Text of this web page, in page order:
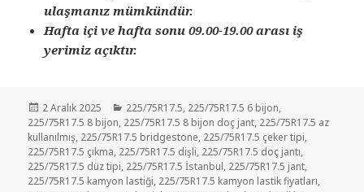
ulaşmanız mümkündür.
Hafta içi ve hafta sonu 09.00-19.00 arası iş
yerimiz açıktır.
Yayın
tarihi
2 Aralık 2025 Kategoriler
225/75R17.5, 225/75R17.5 6 bijon,
225/75R17.5 8 bijon, 225/75R17.5 8 bijon doç jant, 225/75R17.5 az
kullanılmış, 225/75R17.5 bridgestone, 225/75R17.5 çeker tipi,
225/75R17.5 çıkma, 225/75R17.5 dişli, 225/75R17.5 doç jantı,
225/75R17.5 düz tipi, 225/75R17.5 İstanbul, 225/75R17.5 jant,
225/75R17.5 kamyon lastiği, 225/75R17.5 kamyon lastik fiyatları,